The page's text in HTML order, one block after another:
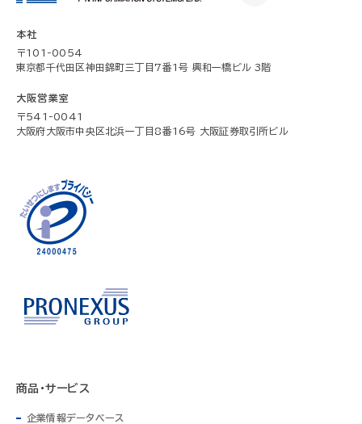
本社
〒101-0054
東京都千代田区神田錦町三丁目7番1号 興和一橋ビル 3階
大阪営業室
〒541-0041
大阪府大阪市中央区北浜一丁目8番16号 大阪証券取引所ビル
商品・サービス
企業情報データベース